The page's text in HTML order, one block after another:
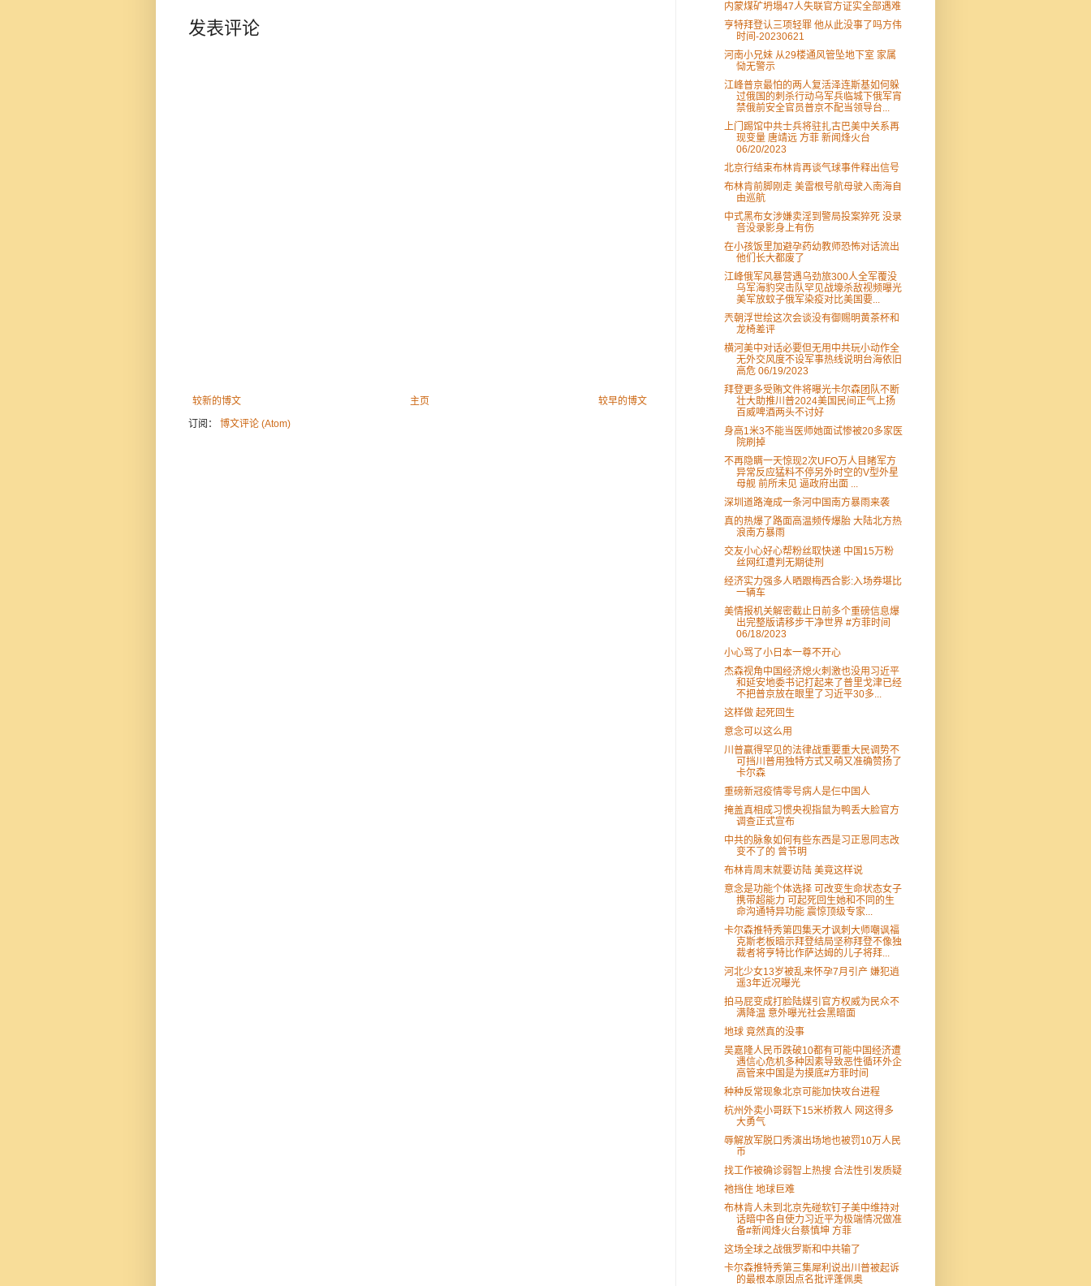
发表评论
较新的博文 较早的博文
主页
订阅： 博文评论 (Atom)
内蒙煤矿坍塌47人失联官方证实全部遇难
亨特拜登认三项轻罪 他从此没事了吗方伟
时间-20230621
河南小兄妹 从29楼通风管坠地下室 家属
恸无警示
江峰普京最怕的两人复活泽连斯基如何躲
过俄国的刺杀行动乌军兵临城下俄军宵
禁俄前安全官员普京不配当领导台...
上门踢馆中共士兵将驻扎古巴美中关系再
现变量 唐靖远 方菲 新闻烽火台
06/20/2023
北京行结束布林肯再谈气球事件释出信号
布林肯前脚刚走 美雷根号航母驶入南海自
由巡航
中式黑布女涉嫌卖淫到警局投案猝死 没录
音没录影身上有伤
在小孩饭里加避孕药幼教师恐怖对话流出
他们长大都废了
江峰俄军风暴营遇乌劲旅300人全军覆没
乌军海豹突击队罕见战壕杀敌视频曝光
美军放蚊子俄军染疫对比美国要...
兲朝浮世绘这次会谈没有御赐明黄茶杯和
龙椅差评
横河美中对话必要但无用中共玩小动作全
无外交风度不设军事热线说明台海依旧
高危 06/19/2023
拜登更多受贿文件将曝光卡尔森团队不断
壮大助推川普2024美国民间正气上扬
百威啤酒两头不讨好
身高1米3不能当医师她面试惨被20多家医
院刷掉
不再隐瞒一天惊现2次UFO万人目睹军方
异常反应猛料不停另外时空的V型外星
母舰 前所未见 逼政府出面 ...
深圳道路淹成一条河中国南方暴雨来袭
真的热爆了路面高温频传爆胎 大陆北方热
浪南方暴雨
交友小心好心帮粉丝取快递 中国15万粉
丝网红遭判无期徒刑
经济实力强多人晒跟梅西合影:入场券堪比
一辆车
美情报机关解密截止日前多个重磅信息爆
出完整版请移步干净世界 #方菲时间
06/18/2023
小心骂了小日本一尊不开心
杰森视角中国经济熄火刺激也没用习近平
和延安地委书记打起来了普里戈津已经
不把普京放在眼里了习近平30多...
这样做 起死回生
意念可以这么用
川普赢得罕见的法律战重要重大民调势不
可挡川普用独特方式又萌又准确赞扬了
卡尔森
重磅新冠疫情零号病人是仨中国人
掩盖真相成习惯央视指鼠为鸭丢大脸官方
调查正式宣布
中共的脉象如何有些东西是习正恩同志改
变不了的 曾节明
布林肯周末就要访陆 美竟这样说
意念是功能个体选择 可改变生命状态女子
携带超能力 可起死回生她和不同的生
命沟通特异功能 震惊顶级专家...
卡尔森推特秀第四集天才讽刺大师嘲讽福
克斯老板暗示拜登结局坚称拜登不像独
裁者将亨特比作萨达姆的儿子将拜...
河北少女13岁被乱来怀孕7月引产 嫌犯逍
遥3年近况曝光
拍马屁变成打脸陆媒引官方权威为民众不
满降温 意外曝光社会黑暗面
地球 竟然真的没事
吴嘉隆人民币跌破10都有可能中国经济遭
遇信心危机多种因素导致恶性循环外企
高管来中国是为摸底#方菲时间
种种反常现象北京可能加快攻台进程
杭州外卖小哥跃下15米桥救人 网这得多
大勇气
辱解放军脱口秀演出场地也被罚10万人民
币
找工作被确诊弱智上热搜 合法性引发质疑
祂挡住 地球巨难
布林肯人未到北京先碰软钉子美中维持对
话暗中各自使力习近平为极端情况做准
备#新闻烽火台蔡慎坤 方菲
这场全球之战俄罗斯和中共输了
卡尔森推特秀第三集犀利说出川普被起诉
的最根本原因点名批评蓬佩奥